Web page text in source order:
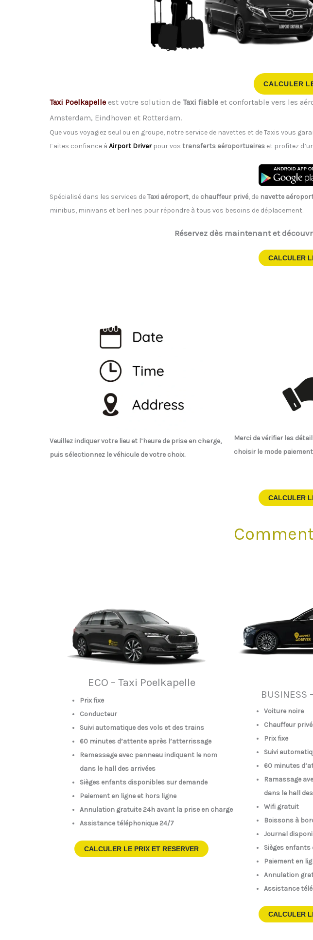
CALCULER
Taxi Poelkapelle est votre solution de Taxi fiable et confortable vers les
Amsterdam, Eindhoven et Rotterdam.
Que vous voyagiez seul ou en groupe, notre service de navettes et de Taxis vous
Faites confiance à Airport Driver pour vos transferts aéroportuaires et profitez
Spécialisé dans les services deTaxi aéroport, de chauffeur privé, de navette
minibus, minivans et berlines pour répondre à tous vos besoins de déplacement.
Réservez dès maintenant et
CALCULER
Veuillez indiquer votre lieu et l’heure de prise en charge,
puis sélectionnez le véhicule de votre choix.
Merci de vérifier les
choisir le mode
CALCULER
ECO – Taxi Poelkapelle
Prix fixe
Conducteur
Suivi automatique des vols et des trains
60 minutes d’attente après l’atterrissage
Ramassage avec panneau indiquant le nom
dans le hall des arrivées
Sièges enfants disponibles sur demande
Paiement en ligne et hors ligne
Annulation gratuite 24h avant la prise en charge
Assistance téléphonique 24/7
CALCULER LE PRIX ET RESERVER
BUSINESS
Voiture noire
Chauffeur privé
Prix fixe
Suivi
60 minutes
Ramassage
dans le hall
Wifi gratuit
Boissons à
Journal
Sièges
Paiement en
Annulation
Assistance
CALCULER